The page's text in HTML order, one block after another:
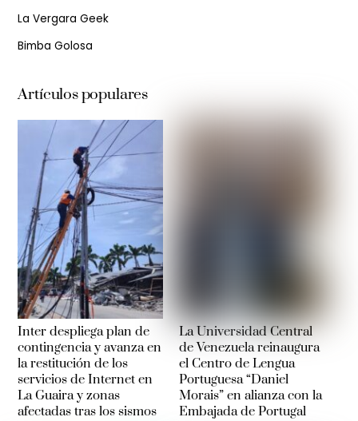
La Vergara Geek
Bimba Golosa
Artículos populares
Inter despliega plan de
contingencia y avanza en
la restitución de los
servicios de Internet en
La Guaira y zonas
afectadas tras los sismos
La Universidad Central
de Venezuela reinaugura
el Centro de Lengua
Portuguesa “Daniel
Morais” en alianza con la
Embajada de Portugal